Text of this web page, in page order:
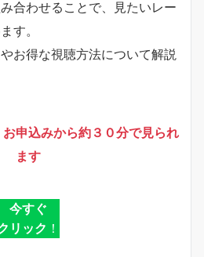
合わせることで、見たいレー
す。
お得な視聴方法について解説
申込みから約３０分で見られ
ます
今すぐ
リック ！